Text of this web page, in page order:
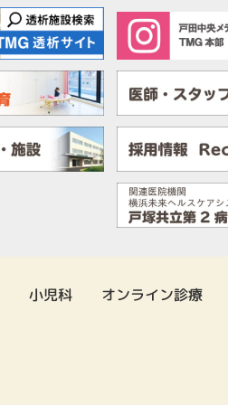
小児科 オンライン診療